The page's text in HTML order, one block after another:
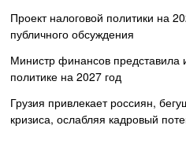
Проект налоговой политики на
публичного обсуждения
Министр финансов представила
политике на 2027 год
Грузия привлекает россиян,
кризиса, ослабляя кадровый